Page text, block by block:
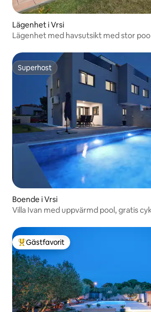
Lägenhet i Vrsi
Lägenhet med havsutsikt med stor
Superhost
Superhost
Boende i Vrsi
Villa Ivan med uppvärmd pool, gratis
Populär gästfavorit
Gästfavorit